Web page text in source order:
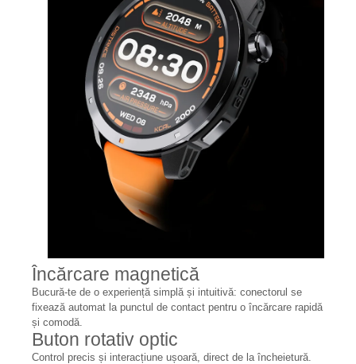
Încărcare magnetică
Bucură-te de o experiență simplă și intuitivă: conectorul se
fixează automat la punctul de contact pentru o încărcare rapidă
și comodă.
Buton rotativ optic
Control precis și interacțiune ușoară, direct de la încheietură.